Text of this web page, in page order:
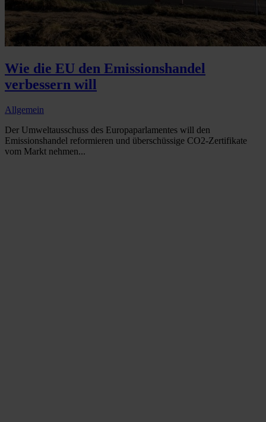
Wie die EU den Emissionshandel
verbessern will
Allgemein
Der Umweltausschuss des Europaparlamentes will den
Emissionshandel reformieren und überschüssige CO2-Zertifikate
vom Markt nehmen...